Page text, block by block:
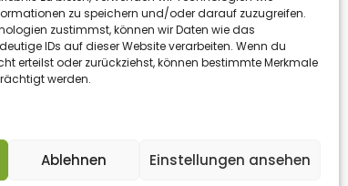
zu speichern und/oder darauf zuzugreifen.
zustimmst, können wir Daten wie das
IDs auf dieser Website verarbeiten. Wenn du
erteilst oder zurückziehst, können bestimmte Merkmale
werden.
Ablehnen Einstellungen ansehen
Vorkasse/Überweisung